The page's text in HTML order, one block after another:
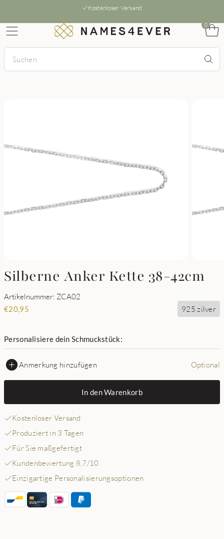
Kostenloser Versand
0
Silberne Anker Kette 38-42cm
Artikelnummer: ZCA02
€20,95 925 zilver
Personalisiere dein Schmuckstück:
Anmerkung hinzufügen Optional
In den Warenkorb
Kostenloser Versand
Produziert in 3 Tagen
Für Sie maßgefertigt
Kundenbewertung 8,7/10
Einzigartige Personalisierungsoptionen